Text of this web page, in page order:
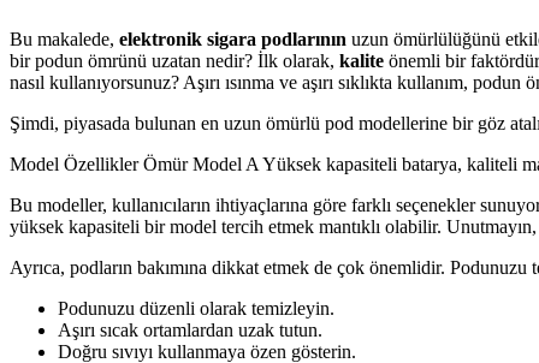
Bu makalede, elektronik sigara podlarının uzun ömürlülüğünü
bir podun ömrünü uzatan nedir? İlk olarak, kalite önemli bir
nasıl kullanıyorsunuz? Aşırı ısınma ve aşırı sıklıkta kullanım, podun
Şimdi, piyasada bulunan en uzun ömürlü pod modellerine bir göz
Model Özellikler Ömür Model A Yüksek kapasiteli batarya, kaliteli
Bu modeller, kullanıcıların ihtiyaçlarına göre farklı seçenekler
yüksek kapasiteli bir model tercih etmek mantıklı olabilir.
Ayrıca, podların bakımına dikkat etmek de çok önemlidir. Podunuzu
Podunuzu düzenli olarak temizleyin.
Aşırı sıcak ortamlardan uzak tutun.
Doğru sıvıyı kullanmaya özen gösterin.